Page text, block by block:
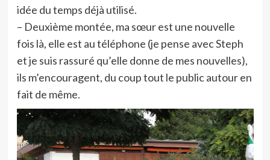
idée du temps déjà utilisé.
– Deuxième montée, ma sœur est une nouvelle
fois là, elle est au téléphone (je pense avec Steph
et je suis rassuré qu’elle donne de mes nouvelles),
ils m’encouragent, du coup tout le public autour en
fait de même.